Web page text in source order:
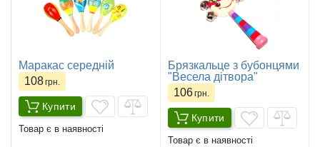
Маракас середній
108грн.
Купити
Товар є в наявності
Брязкальце з бубонцями
"Весела дітвора"
106грн.
Купити
Товар є в наявності